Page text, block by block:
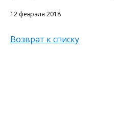
12 февраля 2018
Возврат к списку